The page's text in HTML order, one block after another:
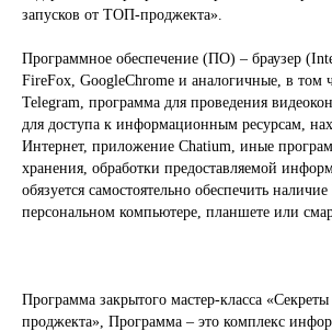
запусков от ТОП-проджекта».
Программное обеспечение (ПО) – браузер
FireFox, GoogleChrome и аналогичные, в том
Telegram, программа для проведения
для доступа к информационным ресурсам,
Интернет, приложение Chatium, иные
хранения, обработки предоставляемой
обязуется самостоятельно обеспечить
персональном компьютере, планшете или
Программа закрытого мастер-класса
проджекта», Программа – это комплекс